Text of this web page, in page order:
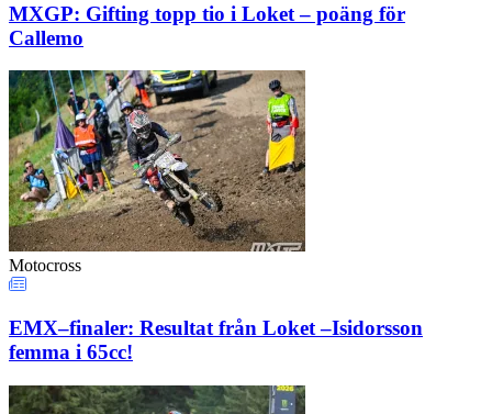
MXGP: Gifting topp tio i Loket – poäng för
Callemo
Motocross
EMX–finaler: Resultat från Loket –Isidorsson
femma i 65cc!